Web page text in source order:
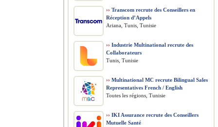
›› Transcom recrute des Conseillers en
Réception d’Appels
Ariana, Tunis, Tunisie
›› Industrie Multinational recrute des
Collaborateurs
Tunis, Tunisie
›› Multinational MC recrute Bilingual Sales
Representatives French / English
Toutes les régions, Tunisie
›› IKI Assurance recrute des Conseillers
Mutuelle Santé